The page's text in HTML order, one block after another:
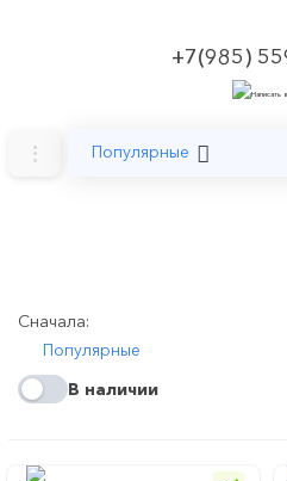
+7(985)
Популярные
Сначала:
Популярные
В наличии